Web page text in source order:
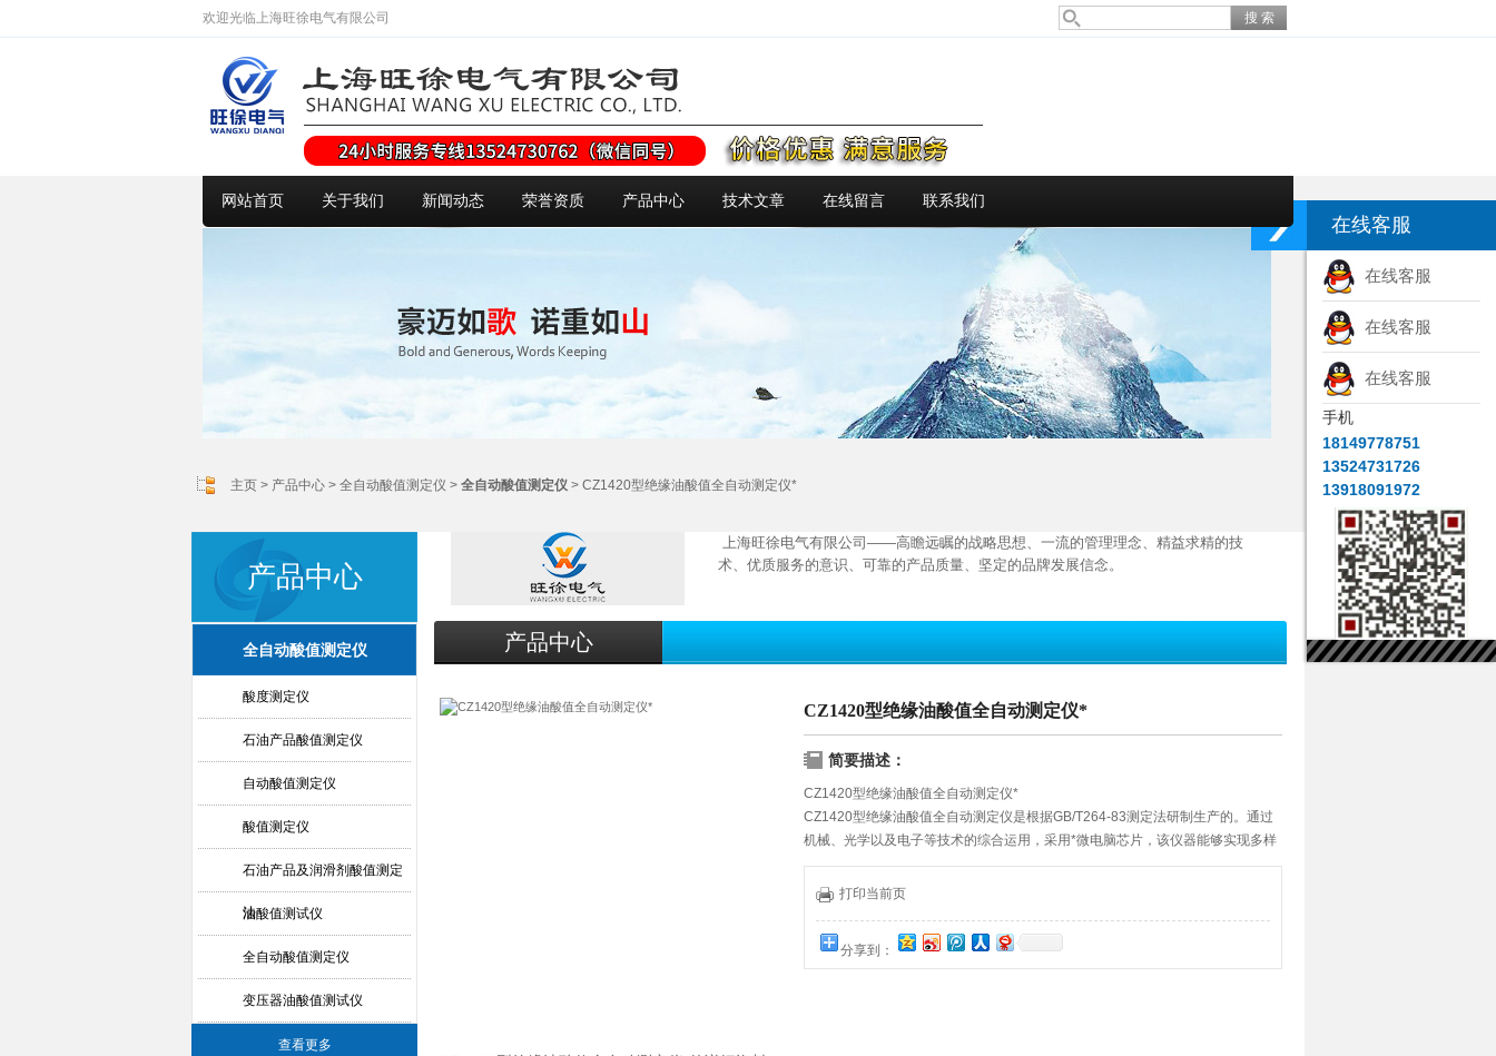
欢迎光临上海旺徐电气有限公司
网站首页 关于我们 新闻动态 荣誉资质 产品中心 技术文章 在线留言 联系我们
主页 > 产品中心 > 全自动酸值测定仪 > 全自动酸值测定仪 > CZ1420型绝缘油酸值全自动测定仪*
产品中心
全自动酸值测定仪
酸度测定仪
石油产品酸值测定仪
自动酸值测定仪
酸值测定仪
石油产品及润滑剂酸值测定
法
油酸值测试仪
全自动酸值测定仪
变压器油酸值测试仪
查看更多
上海旺徐电气有限公司——高瞻远瞩的战略思想、一流的管理理念、精益求精的技
术、优质服务的意识、可靠的产品质量、坚定的品牌发展信念。
产品中心
CZ1420型绝缘油酸值全自动测定仪*
简要描述：
CZ1420型绝缘油酸值全自动测定仪*
CZ1420型绝缘油酸值全自动测定仪是根据GB/T264-83测定法研制生产的。通过
机械、光学以及电子等技术的综合运用，采用*微电脑芯片，该仪器能够实现多样
品自动转换、自动滴定、自动判断滴定终点、系统稳定可靠。并配有RS232通讯
接口，可与计算机联网，发送检测数据，自动化程度高。
打印当前页
分享到：
在线客服
在线客服
在线客服
在线客服
手机
18149778751
13524731726
13918091972